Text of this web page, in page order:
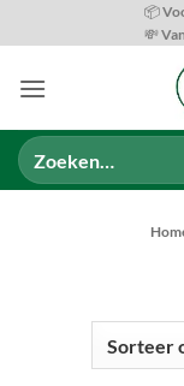
naar
📦
💸
Zoeken
naar: